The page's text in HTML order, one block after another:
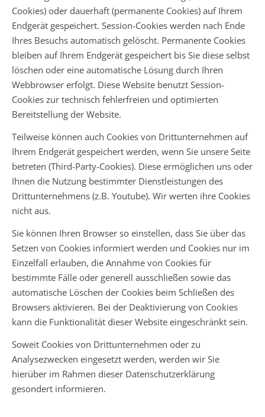
Cookies) oder dauerhaft (permanente Cookies) auf Ihrem
Endgerät gespeichert. Session-Cookies werden nach Ende
Ihres Besuchs automatisch gelöscht. Permanente Cookies
bleiben auf Ihrem Endgerät gespeichert bis Sie diese selbst
löschen oder eine automatische Lösung durch Ihren
Webbrowser erfolgt. Diese Website benutzt Session-
Cookies zur technisch fehlerfreien und optimierten
Bereitstellung der Website.
Teilweise können auch Cookies von Drittunternehmen auf
Ihrem Endgerät gespeichert werden, wenn Sie unsere Seite
betreten (Third-Party-Cookies). Diese ermöglichen uns oder
Ihnen die Nutzung bestimmter Dienstleistungen des
Drittunternehmens (z.B. Youtube). Wir werten ihre Cookies
nicht aus.
Sie können Ihren Browser so einstellen, dass Sie über das
Setzen von Cookies informiert werden und Cookies nur im
Einzelfall erlauben, die Annahme von Cookies für
bestimmte Fälle oder generell ausschließen sowie das
automatische Löschen der Cookies beim Schließen des
Browsers aktivieren. Bei der Deaktivierung von Cookies
kann die Funktionalität dieser Website eingeschränkt sein.
Soweit Cookies von Drittunternehmen oder zu
Analysezwecken eingesetzt werden, werden wir Sie
hierüber im Rahmen dieser Datenschutzerklärung
gesondert informieren.